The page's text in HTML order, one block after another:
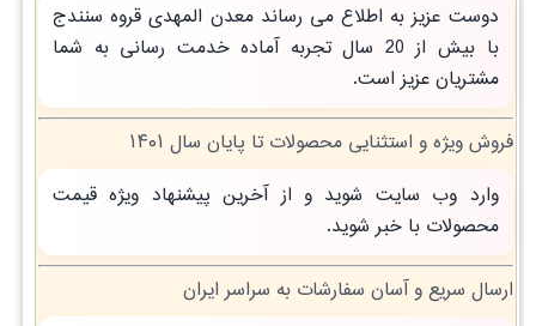
دوست عزیز به اطلاع می رساند معدن المهدی قروه سنندج
با بیش از 20 سال تجربه آماده خدمت رسانی به شما
مشتریان عزیز است.
فروش ویژه و استثنایی محصولات تا پایان سال ۱۴۰۱
وارد وب سایت شوید و از آخرین پیشنهاد ویژه قیمت
محصولات با خبر شوید.
ارسال سریع و آسان سفارشات به سراسر ایران